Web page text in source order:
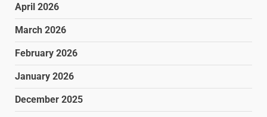
April 2026
March 2026
February 2026
January 2026
December 2025